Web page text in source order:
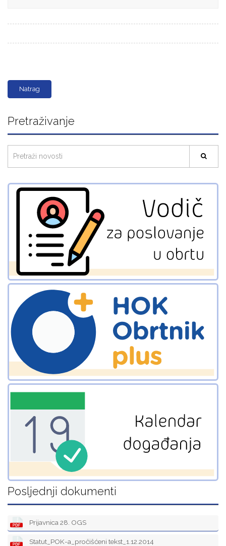
Natrag
Pretraživanje
Posljednji dokumenti
Prijavnica 28. OGS
Statut_POK-a_pročišćeni tekst_1.12.2014